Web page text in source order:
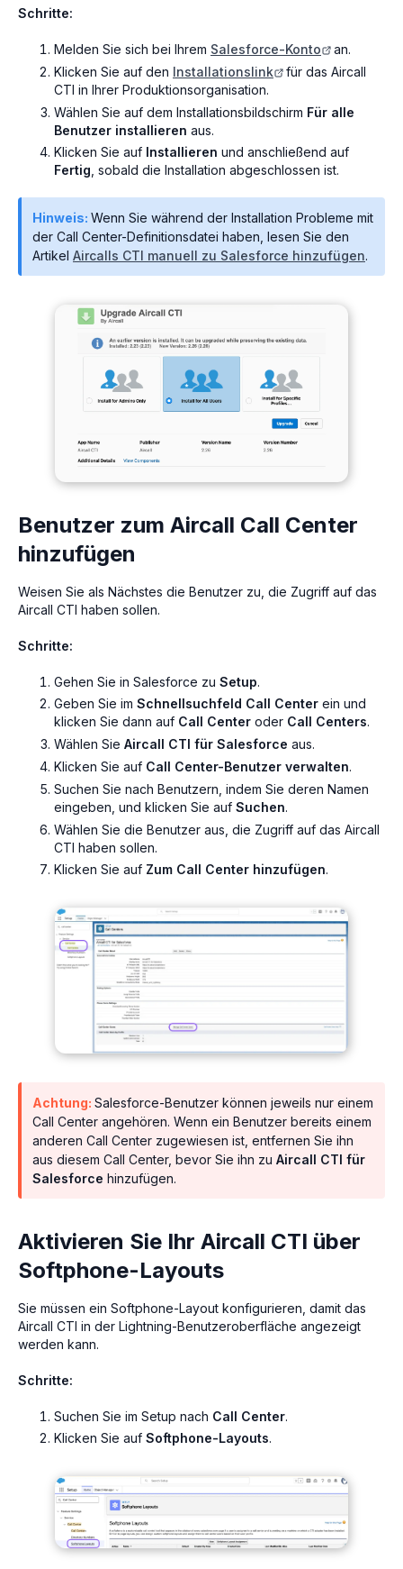
Schritte:
Melden Sie sich bei Ihrem Salesforce-Konto
an.
Klicken Sie auf den Installationslink für das Aircall
CTI in Ihrer Produktionsorganisation.
Wählen Sie auf dem Installationsbildschirm Für alle
Benutzer installieren aus.
Klicken Sie auf Installieren und anschließend auf
Fertig , sobald die Installation abgeschlossen ist.
Hinweis: Wenn Sie während der Installation Probleme mit
der Call Center-Definitionsdatei haben, lesen Sie den
Artikel Aircalls CTI manuell zu Salesforce hinzufügen.
Benutzer zum Aircall Call Center
hinzufügen
Weisen Sie als Nächstes die Benutzer zu, die Zugriff auf das
Aircall CTI haben sollen.
Schritte:
Gehen Sie in Salesforce zu Setup.
Geben Sie im Schnellsuchfeld Call Center ein und
klicken Sie dann auf Call Center oder Call Centers.
Wählen Sie Aircall CTI für Salesforce aus.
Klicken Sie auf Call Center-Benutzer verwalten.
Suchen Sie nach Benutzern, indem Sie deren Namen
eingeben, und klicken Sie auf Suchen.
Wählen Sie die Benutzer aus, die Zugriff auf das Aircall
CTI haben sollen.
Klicken Sie auf Zum Call Center hinzufügen.
Achtung: Salesforce-Benutzer können jeweils nur einem
Call Center angehören. Wenn ein Benutzer bereits einem
anderen Call Center zugewiesen ist, entfernen Sie ihn
aus diesem Call Center, bevor Sie ihn zu Aircall CTI für
Salesforce hinzufügen.
Aktivieren Sie Ihr Aircall CTI über
Softphone-Layouts
Sie müssen ein Softphone-Layout konfigurieren, damit das
Aircall CTI in der Lightning-Benutzeroberfläche angezeigt
werden kann.
Schritte:
Suchen Sie im Setup nach Call Center.
Klicken Sie auf Softphone-Layouts.